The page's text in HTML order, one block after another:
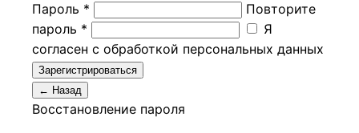
Пароль *
Повторите
пароль *
Я
согласен с обработкой персональных данных
Зарегистрироваться
← Назад
Восстановление пароля